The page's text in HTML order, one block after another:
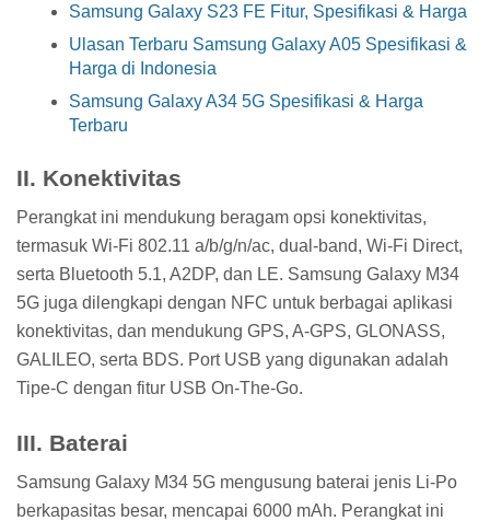
Samsung Galaxy S23 FE Fitur, Spesifikasi & Harga
Ulasan Terbaru Samsung Galaxy A05 Spesifikasi &
Harga di Indonesia
Samsung Galaxy A34 5G Spesifikasi & Harga
Terbaru
II. Konektivitas
Perangkat ini mendukung beragam opsi konektivitas,
termasuk Wi-Fi 802.11 a/b/g/n/ac, dual-band, Wi-Fi Direct,
serta Bluetooth 5.1, A2DP, dan LE. Samsung Galaxy M34
5G juga dilengkapi dengan NFC untuk berbagai aplikasi
konektivitas, dan mendukung GPS, A-GPS, GLONASS,
GALILEO, serta BDS. Port USB yang digunakan adalah
Tipe-C dengan fitur USB On-The-Go.
III. Baterai
Samsung Galaxy M34 5G mengusung baterai jenis Li-Po
berkapasitas besar, mencapai 6000 mAh. Perangkat ini